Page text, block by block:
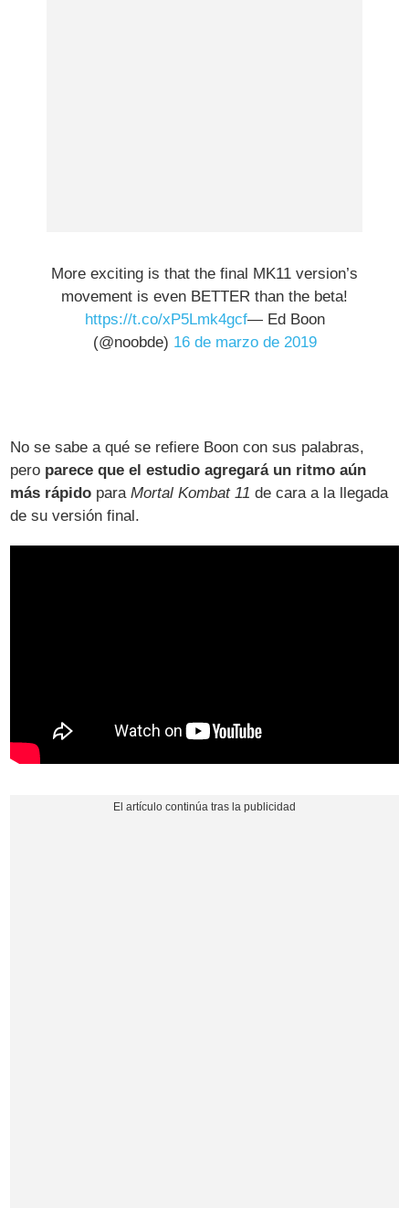
More exciting is that the final MK11 version’s
movement is even BETTER than the beta!
https://t.co/xP5Lmk4gcf— Ed Boon
(@noobde) 16 de marzo de 2019
No se sabe a qué se refiere Boon con sus palabras,
pero parece que el estudio agregará un ritmo aún
más rápido paraMortal Kombat 11 de cara a la llegada
de su versión final.